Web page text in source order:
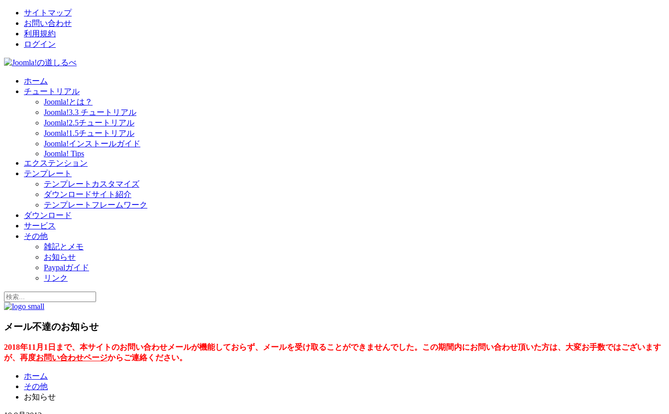
サイトマップ
お問い合わせ
利用規約
ログイン
ホーム
チュートリアル
Joomla!とは？
Joomla!3.3 チュートリアル
Joomla!2.5チュートリアル
Joomla!1.5チュートリアル
Joomla!インストールガイド
Joomla! Tips
エクステンション
テンプレート
テンプレートカスタマイズ
ダウンロードサイト紹介
テンプレートフレームワーク
ダウンロード
サービス
その他
雑記とメモ
お知らせ
Paypalガイド
リンク
メール不達のお知らせ
2018年11月1日まで、本サイトのお問い合わせメールが機能しておらず、メールを受け取ることができませんでした。この期間内にお問い合わせ頂いた方は、大変お手数ではございます
が、再度お問い合わせページからご連絡ください。
ホーム
その他
お知らせ